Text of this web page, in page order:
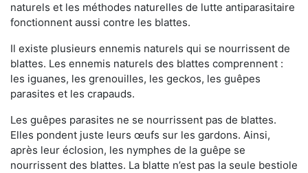
naturels et les méthodes naturelles de lutte antiparasitaire
fonctionnent aussi contre les blattes.
Il existe plusieurs ennemis naturels qui se nourrissent de
blattes. Les ennemis naturels des blattes comprennent :
les iguanes, les grenouilles, les geckos, les guêpes
parasites et les crapauds.
Les guêpes parasites ne se nourrissent pas de blattes.
Elles pondent juste leurs œufs sur les gardons. Ainsi,
après leur éclosion, les nymphes de la guêpe se
nourrissent des blattes. La blatte n’est pas la seule bestiole